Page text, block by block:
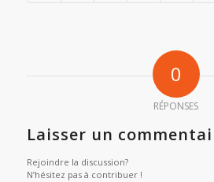
0
RÉPONSES
Laisser un
Rejoindre la discussion?
N’hésitez pas à contribuer !